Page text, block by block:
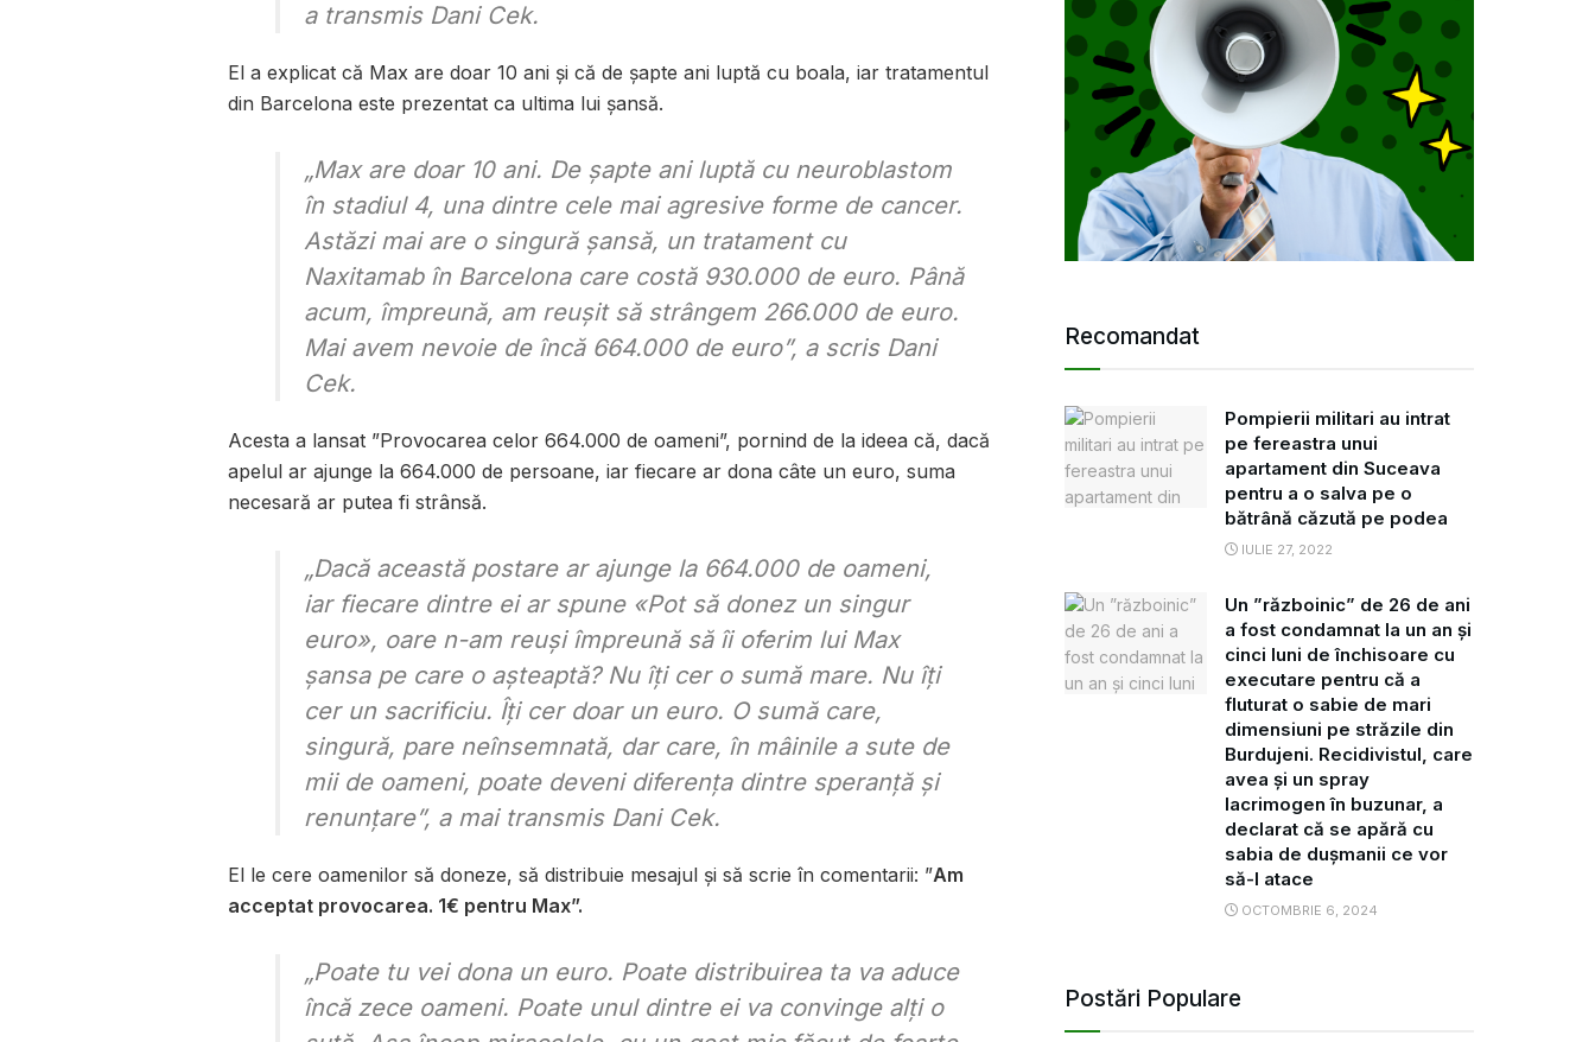
a transmis Dani Cek.
El a explicat că Max are doar 10 ani și că de șapte ani luptă cu boala, iar tratamentul
din Barcelona este prezentat ca ultima lui șansă.
„Max are doar 10 ani. De șapte ani luptă cu neuroblastom
în stadiul 4, una dintre cele mai agresive forme de cancer.
Astăzi mai are o singură șansă, un tratament cu
Naxitamab în Barcelona care costă 930.000 de euro. Până
acum, împreună, am reușit să strângem 266.000 de euro.
Mai avem nevoie de încă 664.000 de euro”, a scris Dani
Cek.
Acesta a lansat ”Provocarea celor 664.000 de oameni”, pornind de la ideea că, dacă
apelul ar ajunge la 664.000 de persoane, iar fiecare ar dona câte un euro, suma
necesară ar putea fi strânsă.
„Dacă această postare ar ajunge la 664.000 de oameni,
iar fiecare dintre ei ar spune «Pot să donez un singur
euro», oare n-am reuși împreună să îi oferim lui Max
șansa pe care o așteaptă? Nu îți cer o sumă mare. Nu îți
cer un sacrificiu. Îți cer doar un euro. O sumă care,
singură, pare neînsemnată, dar care, în mâinile a sute de
mii de oameni, poate deveni diferența dintre speranță și
renunțare”, a mai transmis Dani Cek.
El le cere oamenilor să doneze, să distribuie mesajul și să scrie în comentarii: ”Am
acceptat provocarea. 1€ pentru Max”.
„Poate tu vei dona un euro. Poate distribuirea ta va aduce
încă zece oameni. Poate unul dintre ei va convinge alți o
Recomandat
Pompierii militari au intrat
pe fereastra unui
apartament din Suceava
pentru a o salva pe o
bătrână căzută pe podea
IULIE 27, 2022
Un ”războinic” de 26 de ani
a fost condamnat la un an și
cinci luni de închisoare cu
executare pentru că a
fluturat o sabie de mari
dimensiuni pe străzile din
Burdujeni. Recidivistul, care
avea și un spray
lacrimogen în buzunar, a
declarat că se apără cu
sabia de dușmanii ce vor
să-l atace
OCTOMBRIE 6, 2024
Postări Populare